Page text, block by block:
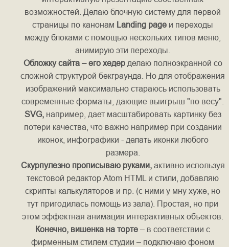
возможностей. Делаю блочную систему для первой
страницы по канонам Landing page и переходы
между блоками с помощью нескольких типов меню,
анимирую эти переходы.
Обложку сайта – его хедерделаю полноэкранной со
сложной структурой бекграунда. Но для отображения
изображений максимально стараюсь использовать
современные форматы, дающие выигрыш "по весу".
SVG,например, дает масштабировать картинку без
потери качества, что важно например при создании
иконок, инфографики - делать иконки любого
размера.
Скурпулезно прописываю руками, активно используя
текстовой редактор Atom HTML и стили, добавляю
скрипты калькуляторов и пр. (с ними у мну хуже, но
тут пригодилась помощь из зала). Простая, но при
этом эффектная анимация интерактивных объектов.
Конечно, вишенка на торте – в соответствии с
фирменным стилем студии – подключаю фоном